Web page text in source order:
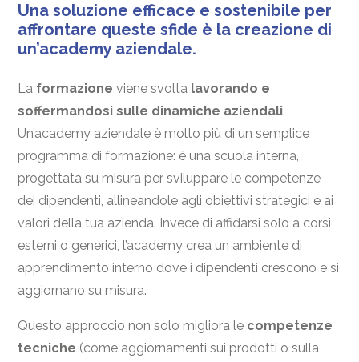
Una soluzione efficace e sostenibile per
affrontare queste sfide è la creazione di
un’academy aziendale.
La formazione viene svolta lavorando e
soffermandosi sulle dinamiche aziendali.
Un’academy aziendale è molto più di un semplice
programma di formazione: è una scuola interna,
progettata su misura per sviluppare le competenze
dei dipendenti, allineandole agli obiettivi strategici e ai
valori della tua azienda. Invece di affidarsi solo a corsi
esterni o generici, l’academy crea un ambiente di
apprendimento interno dove i dipendenti crescono e si
aggiornano su misura.
Questo approccio non solo migliora le competenze
tecniche (come aggiornamenti sui prodotti o sulla